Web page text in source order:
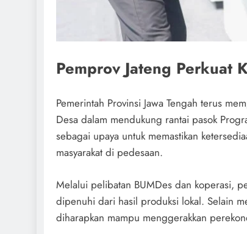
Pemprov Jateng Perkuat
Pemerintah Provinsi Jawa Tengah terus
Desa dalam mendukung rantai pasok
sebagai upaya untuk memastikan
masyarakat di pedesaan.
Melalui pelibatan BUMDes dan koperasi,
dipenuhi dari hasil produksi lokal. Selain
diharapkan mampu menggerakkan